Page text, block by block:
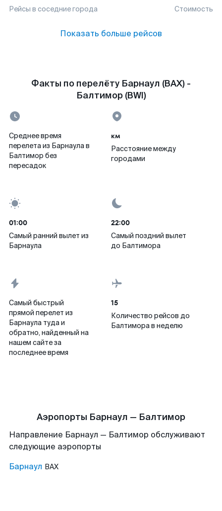
Рейсы в соседние города Стоимость
Показать больше рейсов
Факты по перелёту Барнаул (BAX) -
Балтимор (BWI)
Среднее время
перелета из Барнаула в
Балтимор без
пересадок
км
Расстояние между
городами
01:00
Самый ранний вылет из
Барнаула
22:00
Самый поздний вылет
до Балтимора
Самый быстрый
прямой перелет из
Барнаула туда и
обратно, найденный на
нашем сайте за
последнее время
15
Количество рейсов до
Балтимора в неделю
Аэропорты Барнаул — Балтимор
Направление Барнаул — Балтимор обслуживают
следующие аэропорты
Барнаул BAX